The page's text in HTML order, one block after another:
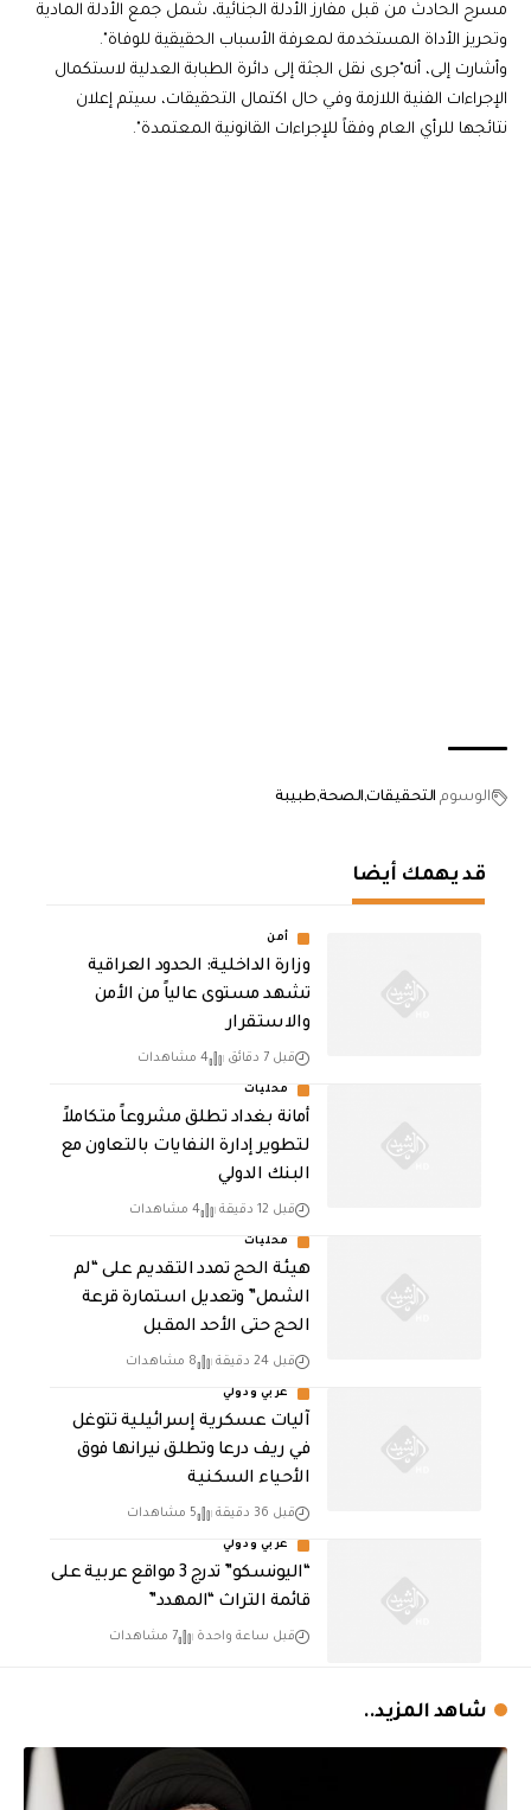
مسرح الحادث من قبل مفارز الأدلة الجنائية، شمل جمع الأدلة المادية
وتحريز الأداة المستخدمة لمعرفة الأسباب الحقيقية للوفاة".
وأشارت إلى، أنه"جرى نقل الجثة إلى دائرة الطبابة العدلية لاستكمال
الإجراءات الفنية اللازمة وفي حال اكتمال التحقيقات، سيتم إعلان
نتائجها للرأي العام وفقاً للإجراءات القانونية المعتمدة".
الوسوم التحقيقات الصحة طبيبة
قد يهمك أيضا
أمن
وزارة الداخلية: الحدود العراقية
تشهد مستوى عالياً من الأمن
والاستقرار
قبل 7 دقائق 4 مشاهدات
محليات
أمانة بغداد تطلق مشروعاً متكاملاً
لتطوير إدارة النفايات بالتعاون مع
البنك الدولي
قبل 12 دقيقة 4 مشاهدات
محليات
هيئة الحج تمدد التقديم على “لم
الشمل” وتعديل استمارة قرعة
الحج حتى الأحد المقبل
قبل 24 دقيقة 8 مشاهدات
عربي ودولي
آليات عسكرية إسرائيلية تتوغل
في ريف درعا وتطلق نيرانها فوق
الأحياء السكنية
قبل 36 دقيقة 5 مشاهدات
عربي ودولي
“اليونسكو” تدرج 3 مواقع عربية على
قائمة التراث “المهدد”
قبل ساعة واحدة 7 مشاهدات
شاهد المزيد..